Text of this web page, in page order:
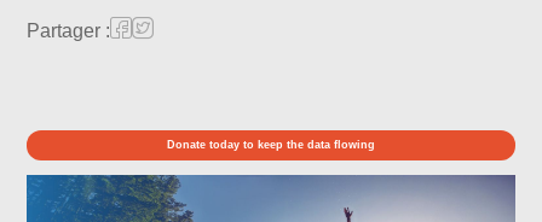
Partager :
Donate today to keep the data flowing